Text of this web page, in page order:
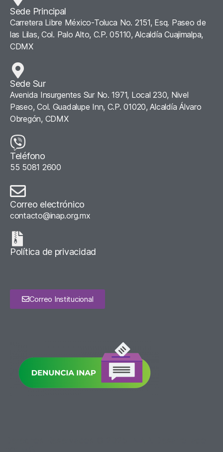
Sede Principal
Carretera Libre México-Toluca No. 2151, Esq. Paseo de
las Lilas, Col. Palo Alto, C.P. 05110, Alcaldía Cuajimalpa,
CDMX
Sede Sur
Avenida Insurgentes Sur No. 1971, Local 230, Nivel
Paseo, Col. Guadalupe Inn, C.P. 01020, Alcaldía Álvaro
Obregón, CDMX
Teléfono
55 5081 2600
Correo electrónico
contacto@inap.org.mx
Política de privacidad
Correo Institucional